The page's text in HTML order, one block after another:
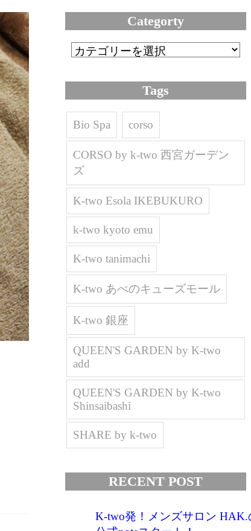
Categorty
Tags
Bio Spa corso
CORSO by k-two 西宮ガーデン
ズ
K-two Esola IKEBUKURO
k-two kyoto emu
K-two tanimachi
K-two あべのキューズモール
K-two 銀座
QUEEN'S GARDEN by K-two
add
QUEEN'S GARDEN by K-two
Shinsaibashi
SHARE by k-two
RECENT POST
K-two発！メンズサロン HAK.